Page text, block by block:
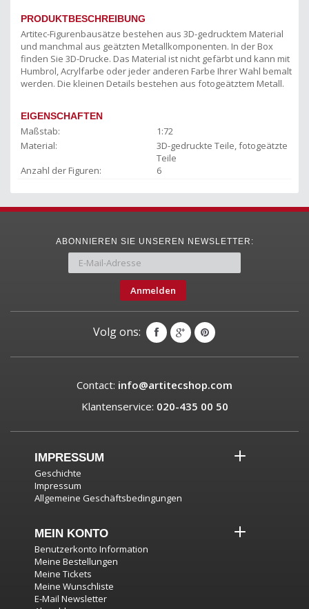
PRODUKTBESCHREIBUNG
Artitec-Figurenbausätze bestehen aus 3D-gedrucktem Material
und manchmal aus geätzten Metallkomponenten. In der Box
finden Sie 3D-Drucke. Das Material ist nicht gefärbt und kann mit
Humbrol, Acrylfarbe oder jeder anderen Farbe Ihrer Wahl bemalt
werden. Die kleinen Details bestehen aus fotogeätztem Metall.
EIGENSCHAFTEN
Maßstab:
1:72
Material:
3D-gedruckte Teile, fotogeätzte
Teile
Anzahl der Figuren:
6
ABONNIEREN SIE UNSEREN NEWSLETTER:
Anmelden
Volg ons:
Contact: info@artitecshop.com
Klantenservice: 020-435 00 50
IMPRESSUM
Geschichte
Impressum
Allgemeine Geschäftsbedingungen
MEIN KONTO
Benutzerkonto Information
Meine Bestellungen
Meine Tickets
Meine Wunschliste
E-Mail Newsletter